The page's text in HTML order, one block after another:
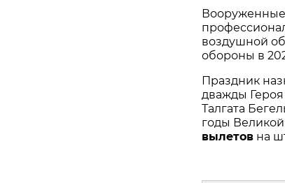
Вооруженные
воздушной
обороны в
Праздник
дважды
Талгата
годы
вылетов на